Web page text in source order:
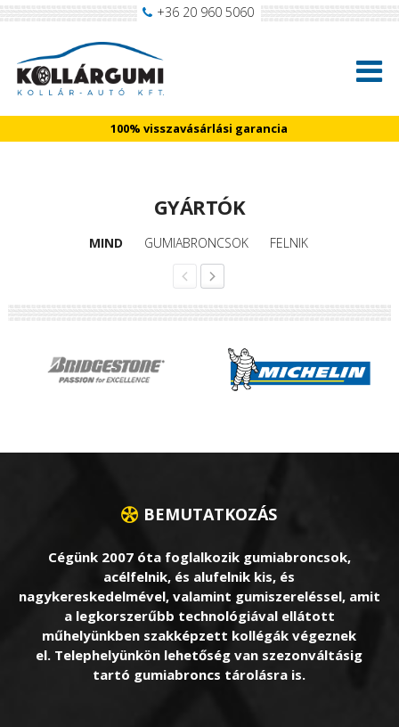
+36 20 960 5060
100% visszavásárlási garancia
GYÁRTÓK
MIND GUMIABRONCSOK FELNIK
BEMUTATKOZÁS
Cégünk 2007 óta foglalkozik gumiabroncsok,
acélfelnik, és alufelnik kis, és
nagykereskedelmével, valamint gumiszereléssel, amit
a legkorszerűbb technológiával ellátott
műhelyünkben szakképzett kollégák végeznek
el. Telephelyünkön lehetőség van szezonváltásig
tartó gumiabroncs tárolásra is.